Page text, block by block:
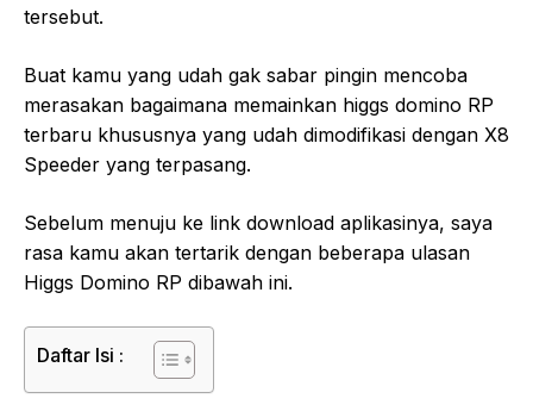
tersebut.
Buat kamu yang udah gak sabar pingin mencoba
merasakan bagaimana memainkan higgs domino RP
terbaru khususnya yang udah dimodifikasi dengan X8
Speeder yang terpasang.
Sebelum menuju ke link download aplikasinya, saya
rasa kamu akan tertarik dengan beberapa ulasan
Higgs Domino RP dibawah ini.
Daftar Isi :